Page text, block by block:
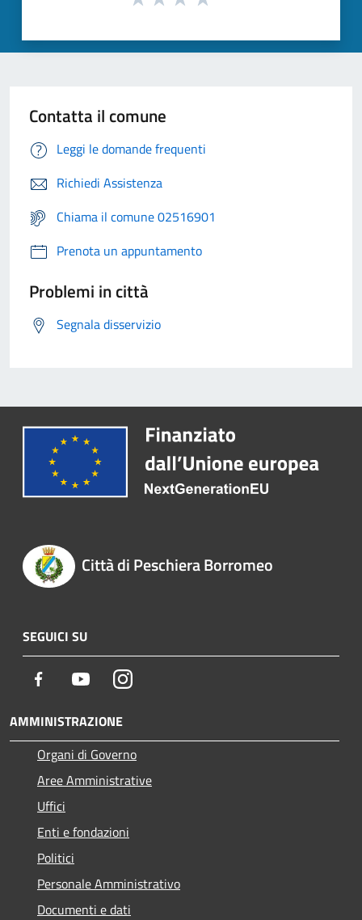
Contatta il comune
Leggi le domande frequenti
Richiedi Assistenza
Chiama il comune 02516901
Prenota un appuntamento
Problemi in città
Segnala disservizio
Città di Peschiera Borromeo
SEGUICI SU
Facebook YoutubeInstagram
AMMINISTRAZIONE
Organi di Governo
Aree Amministrative
Uffici
Enti e fondazioni
Politici
Personale Amministrativo
Documenti e dati